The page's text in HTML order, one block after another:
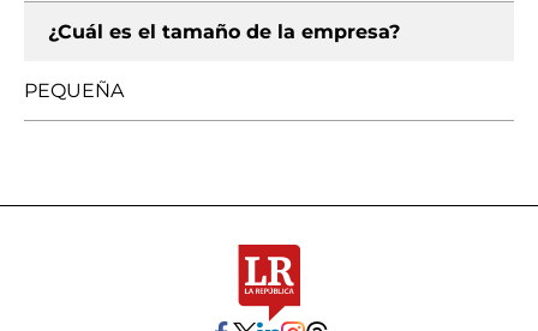
¿Cuál es el tamaño de la empresa?
PEQUEÑA